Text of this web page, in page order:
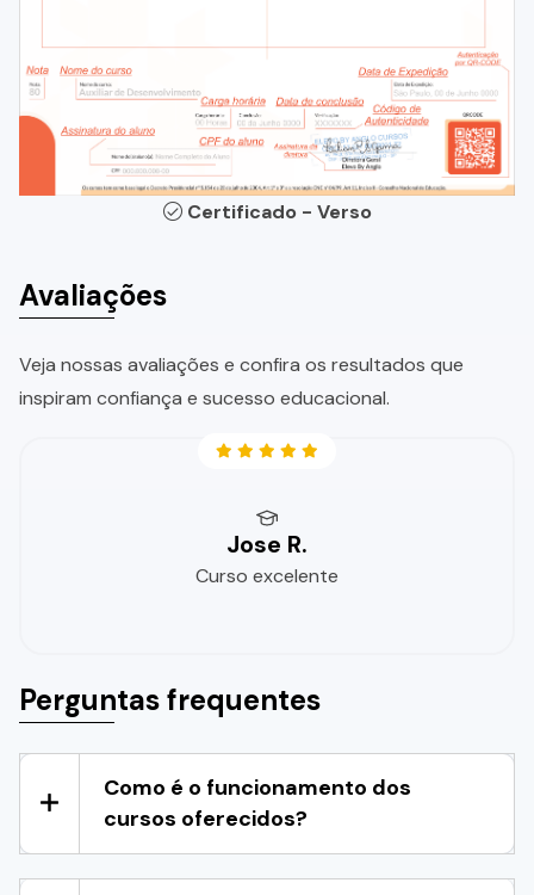
Certificado - Verso
Avaliações
Veja nossas avaliações e confira os resultados que
inspiram confiança e sucesso educacional.
Jose R.
Curso excelente
Perguntas frequentes
Como é o funcionamento dos
cursos oferecidos?